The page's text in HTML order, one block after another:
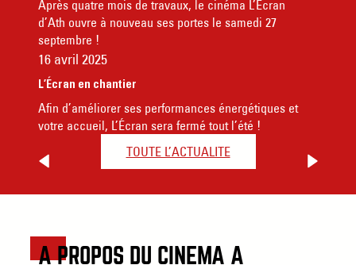
Après quatre mois de travaux, le cinéma L’Écran
d’Ath ouvre à nouveau ses portes le samedi 27
septembre !
16 avril 2025
L’Écran en chantier
Afin d’améliorer ses performances énergétiques et
votre accueil, L’Écran sera fermé tout l’été !
TOUTE L’ACTUALITE
A PROPOS DU CINÉMA À